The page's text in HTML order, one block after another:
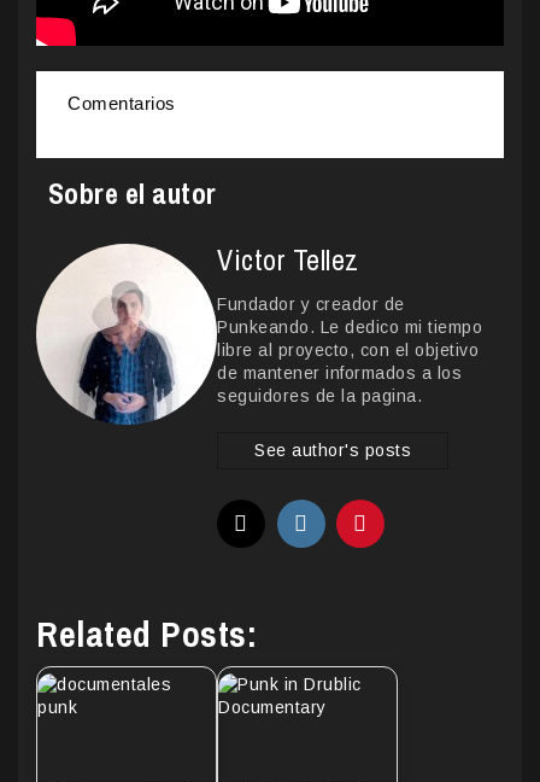
Comentarios
Sobre el autor
Victor Tellez
Fundador y creador de
Punkeando. Le dedico mi tiempo
libre al proyecto, con el objetivo
de mantener informados a los
seguidores de la pagina.
See author's posts
Related Posts: